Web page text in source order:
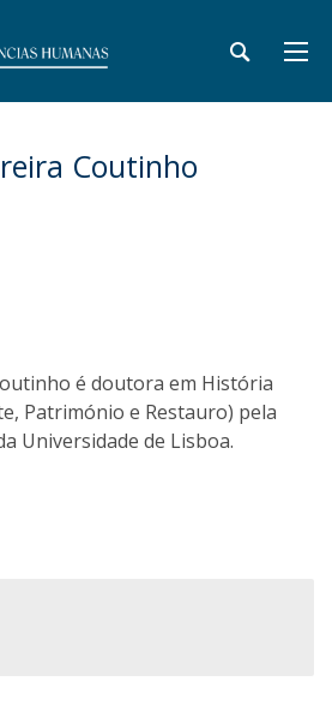
Coutinho
é doutora em História
Património e Restauro) pela
Universidade de Lisboa.